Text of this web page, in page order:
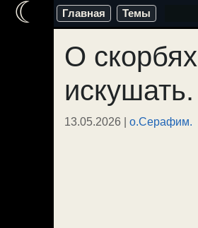
Перейти
содержимому
Главная Темы
О
искушать.
13.05.2026 | о.Серафим.
☾